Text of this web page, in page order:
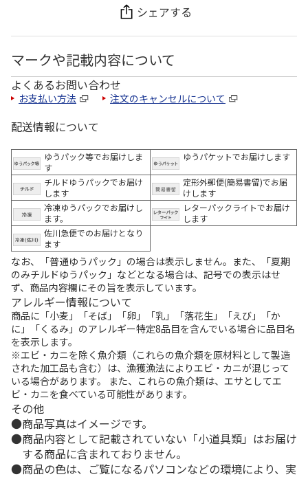
シェアする
マークや記載内容について
よくあるお問い合わせ
お支払い方法 注文のキャンセルについて
配送情報について
ゆうパック等でお届けしま
す
ゆうパケットでお届けします
チルドゆうパックでお届け
します
定形外郵便(簡易書留)でお届
けします
冷凍ゆうパックでお届けし
ます。
レターパックライトでお届け
します
佐川急便でのお届けとなり
ます
なお、「普通ゆうパック」の場合は表示しません。また、「夏期
のみチルドゆうパック」などとなる場合は、記号での表示はせ
ず、商品内容欄にその旨を表示しています。
アレルギー情報について
商品に「小麦」「そば」「卵」「乳」「落花生」「えび」「か
に」「くるみ」のアレルギー特定8品目を含んでいる場合に品目名
を表示します。
※エビ・カニを除く魚介類（これらの魚介類を原材料として製造
された加工品も含む）は、漁獲漁法によりエビ・カニが混じって
いる場合があります。 また、これらの魚介類は、エサとしてエ
ビ・カニを食べている可能性があります。
その他
商品写真はイメージです。
商品内容として記載されていない「小道具類」はお届け
する商品に含まれておりません。
商品の色は、ご覧になるパソコンなどの環境により、実